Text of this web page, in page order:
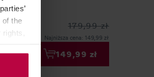
of the
179,99 zł
Najniższa cena: 149,99 zł
149,99 zł